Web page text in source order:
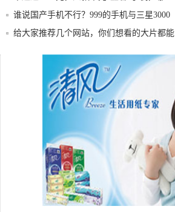
谁说国产手机不行？999的手机与三星3000
给大家推荐几个网站，你们想看的大片都能
华为超越苹果成为世界第二大智能手机制造